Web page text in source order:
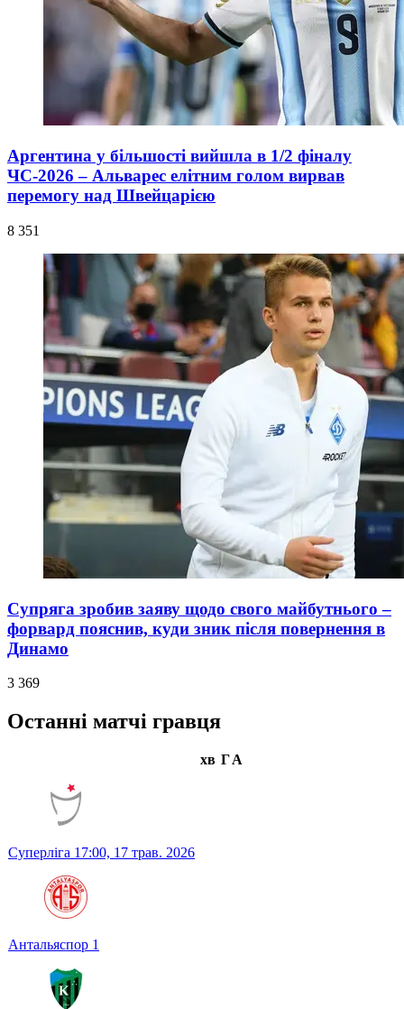
Аргентина у більшості вийшла в 1/2 фіналу
ЧС-2026 – Альварес елітним голом вирвав
перемогу над Швейцарією
8 351
Супряга зробив заяву щодо свого майбутнього –
форвард пояснив, куди зник після повернення в
Динамо
3 369
Останні матчі гравця
хв ГА
Суперліга 17:00, 17 трав. 2026
Антальяспор 1